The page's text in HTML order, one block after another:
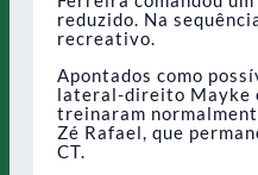
reduzido. Na
recreativo.
Apontados como
lateral-direito Mayke
treinaram
Zé Rafael, que
CT.